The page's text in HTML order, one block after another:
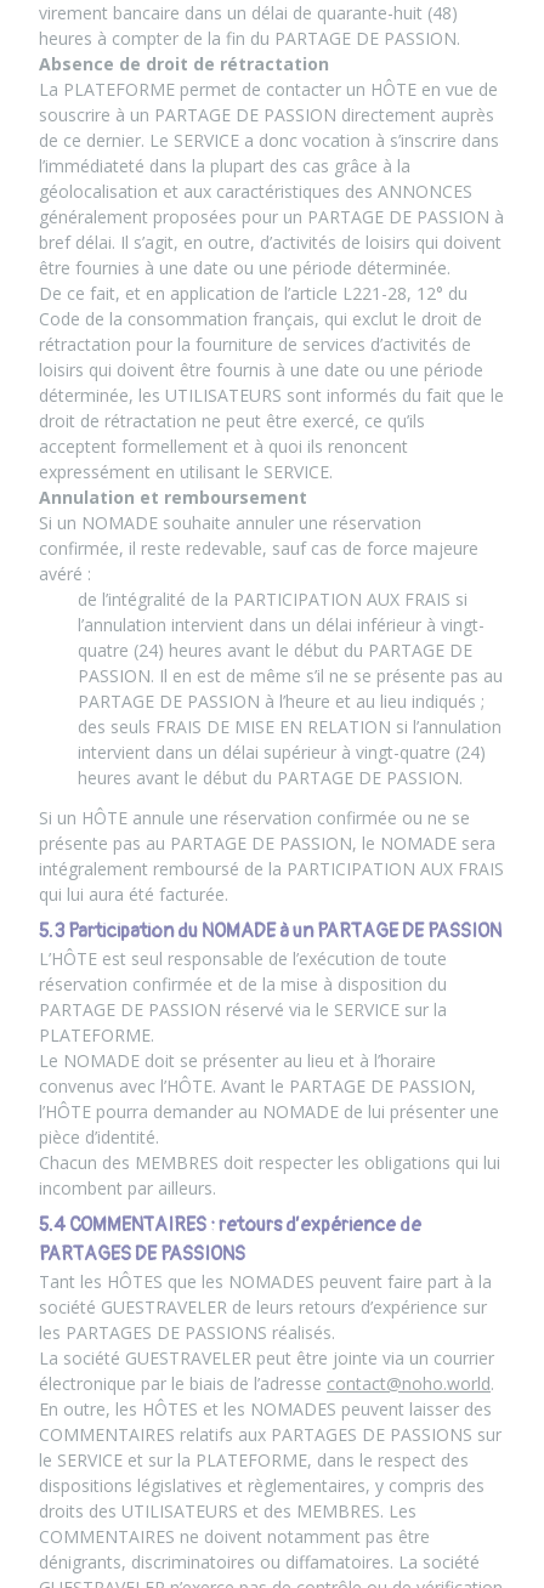
virement bancaire dans un délai de quarante-huit (48)
heures à compter de la fin du PARTAGE DE PASSION.
Absence de droit de rétractation
La PLATEFORME permet de contacter un HÔTE en vue de
souscrire à un PARTAGE DE PASSION directement auprès
de ce dernier. Le SERVICE a donc vocation à s’inscrire dans
l’immédiateté dans la plupart des cas grâce à la
géolocalisation et aux caractéristiques des ANNONCES
généralement proposées pour un PARTAGE DE PASSION à
bref délai. Il s’agit, en outre, d’activités de loisirs qui doivent
être fournies à une date ou une période déterminée.
De ce fait, et en application de l’article L221-28, 12° du
Code de la consommation français, qui exclut le droit de
rétractation pour la fourniture de services d’activités de
loisirs qui doivent être fournis à une date ou une période
déterminée, les UTILISATEURS sont informés du fait que le
droit de rétractation ne peut être exercé, ce qu’ils
acceptent formellement et à quoi ils renoncent
expressément en utilisant le SERVICE.
Annulation et remboursement
Si un NOMADE souhaite annuler une réservation
confirmée, il reste redevable, sauf cas de force majeure
avéré :
de l’intégralité de la PARTICIPATION AUX FRAIS si
l’annulation intervient dans un délai inférieur à vingt-
quatre (24) heures avant le début du PARTAGE DE
PASSION. Il en est de même s’il ne se présente pas au
PARTAGE DE PASSION à l’heure et au lieu indiqués ;
des seuls FRAIS DE MISE EN RELATION si l’annulation
intervient dans un délai supérieur à vingt-quatre (24)
heures avant le début du PARTAGE DE PASSION.
Si un HÔTE annule une réservation confirmée ou ne se
présente pas au PARTAGE DE PASSION, le NOMADE sera
intégralement remboursé de la PARTICIPATION AUX FRAIS
qui lui aura été facturée.
5.3 Participation du NOMADE à un PARTAGE DE PASSION
L’HÔTE est seul responsable de l’exécution de toute
réservation confirmée et de la mise à disposition du
PARTAGE DE PASSION réservé via le SERVICE sur la
PLATEFORME.
Le NOMADE doit se présenter au lieu et à l’horaire
convenus avec l’HÔTE. Avant le PARTAGE DE PASSION,
l’HÔTE pourra demander au NOMADE de lui présenter une
pièce d’identité.
Chacun des MEMBRES doit respecter les obligations qui lui
incombent par ailleurs.
5.4 COMMENTAIRES : retours d’expérience de
PARTAGES DE PASSIONS
Tant les HÔTES que les NOMADES peuvent faire part à la
société GUESTRAVELER de leurs retours d’expérience sur
les PARTAGES DE PASSIONS réalisés.
La société GUESTRAVELER peut être jointe via un courrier
électronique par le biais de l’adresse contact@noho.world.
En outre, les HÔTES et les NOMADES peuvent laisser des
COMMENTAIRES relatifs aux PARTAGES DE PASSIONS sur
le SERVICE et sur la PLATEFORME, dans le respect des
dispositions législatives et règlementaires, y compris des
droits des UTILISATEURS et des MEMBRES. Les
COMMENTAIRES ne doivent notamment pas être
dénigrants, discriminatoires ou diffamatoires. La société